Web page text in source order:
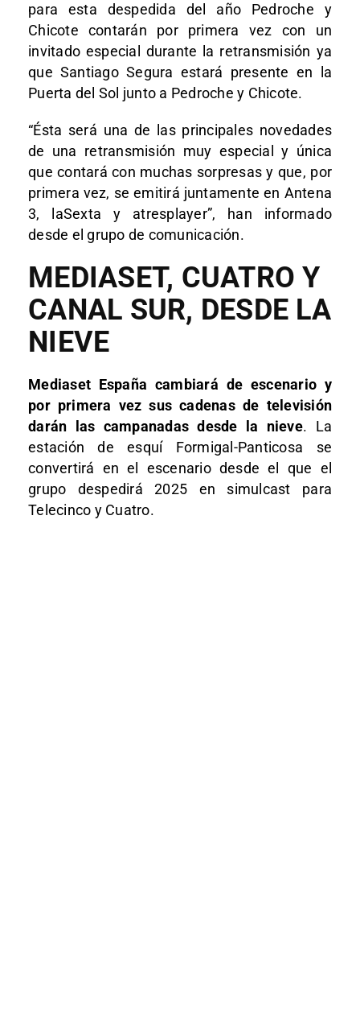
para esta despedida del año Pedroche y
Chicote contarán por primera vez con un
invitado especial durante la retransmisión ya
que Santiago Segura estará presente en la
Puerta del Sol junto a Pedroche y Chicote.
“Ésta será una de las principales novedades
de una retransmisión muy especial y única
que contará con muchas sorpresas y que, por
primera vez, se emitirá juntamente en Antena
3, laSexta y atresplayer”, han informado
desde el grupo de comunicación.
MEDIASET, CUATRO Y
CANAL SUR, DESDE LA
NIEVE
Mediaset España cambiará de escenario y
por primera vez sus cadenas de televisión
darán las campanadas desde la nieve. La
estación de esquí Formigal-Panticosa se
convertirá en el escenario desde el que el
grupo despedirá 2025 en simulcast para
Telecinco y Cuatro.